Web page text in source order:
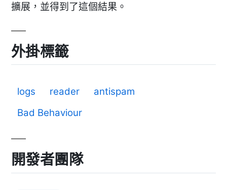
擴展，並得到了這個結果。
外掛標籤
logs reader
antispam
Bad Behaviour
開發者團隊